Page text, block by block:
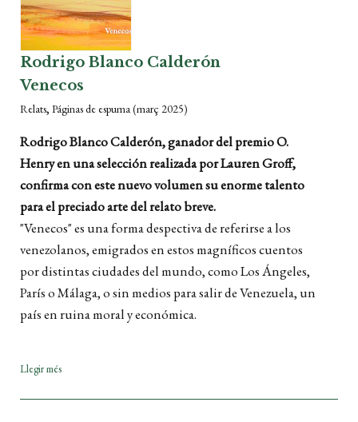
Rodrigo Blanco Calderón
Venecos
Relats, Páginas de espuma(març 2025)
Rodrigo Blanco Calderón, ganador del premio O.
Henry en una selección realizada por Lauren Groff,
confirma con este nuevo volumen su enorme talento
para el preciado arte del relato breve.
"Venecos" es una forma despectiva de referirse a los
venezolanos, emigrados en estos magníficos cuentos
por distintas ciudades del mundo, como Los Ángeles,
París o Málaga, o sin medios para salir de Venezuela, un
país en ruina moral y económica.
Llegir més